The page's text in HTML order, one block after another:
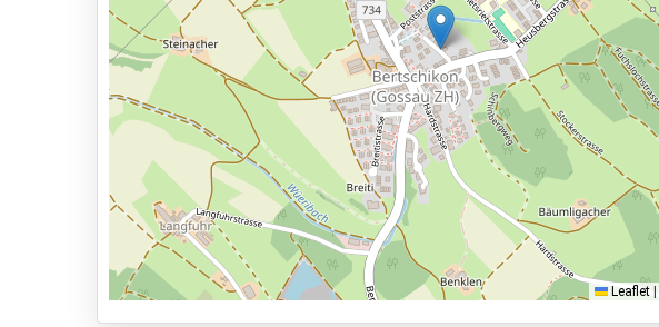
Dienstleistungen
Geöffnet von 04:30 bis 23:30 Uhr.
Reservieren im Voraus
6 min zur Abflughalle
Parkmöglichkeiten
Shuttle Parken
Valet Parken
Ansicht auf der Karte
Leaflet